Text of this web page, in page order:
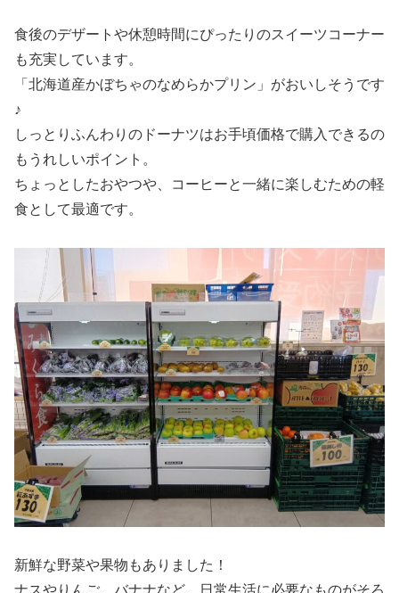
食後のデザートや休憩時間にぴったりのスイーツコーナー
も充実しています。
「北海道産かぼちゃのなめらかプリン」がおいしそうです
♪
しっとりふんわりのドーナツはお手頃価格で購入できるの
もうれしいポイント。
ちょっとしたおやつや、コーヒーと一緒に楽しむための軽
食として最適です。
新鮮な野菜や果物もありました！
ナスやりんご、バナナなど、日常生活に必要なものがそろ